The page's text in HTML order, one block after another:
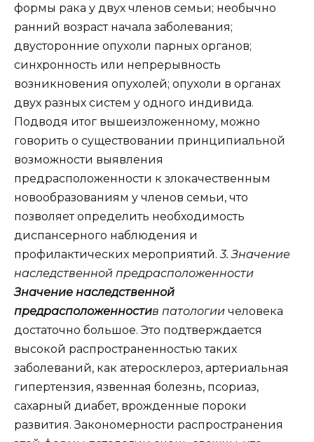
формы рака у двух членов семьи; необычно
ранний возраст начала заболевания;
двусторонние опухоли парных органов;
синхронность или непрерывность
возникновения опухолей; опухоли в органах
двух разных систем у одного индивида.
Подводя итог вышеизложенному, можно
говорить о существовании принципиальной
возможности выявления
предрасположенности к злокачественным
новообразованиям у членов семьи, что
позволяет определить необходимость
диспансерного наблюдения и
профилактических мероприятий.3. Значение
наследственной предрасположенности
Значение наследственной
предрасположенностив патологии человека
достаточно большое. Это подтверждается
высокой распространенностью таких
заболеваний, как атеросклероз, артериальная
гипертензия, язвенная болезнь, псориаз,
сахарный диабет, врожденные пороки
развития. Закономерности распространения